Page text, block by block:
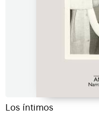
Los íntimos